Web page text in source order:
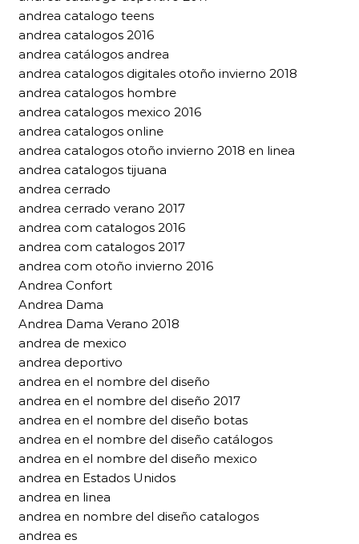
andrea catalogo teens
andrea catalogos 2016
andrea catálogos andrea
andrea catalogos digitales otoño invierno 2018
andrea catalogos hombre
andrea catalogos mexico 2016
andrea catalogos online
andrea catalogos otoño invierno 2018 en linea
andrea catalogos tijuana
andrea cerrado
andrea cerrado verano 2017
andrea com catalogos 2016
andrea com catalogos 2017
andrea com otoño invierno 2016
Andrea Confort
Andrea Dama
Andrea Dama Verano 2018
andrea de mexico
andrea deportivo
andrea en el nombre del diseño
andrea en el nombre del diseño 2017
andrea en el nombre del diseño botas
andrea en el nombre del diseño catálogos
andrea en el nombre del diseño mexico
andrea en Estados Unidos
andrea en linea
andrea en nombre del diseño catalogos
andrea es